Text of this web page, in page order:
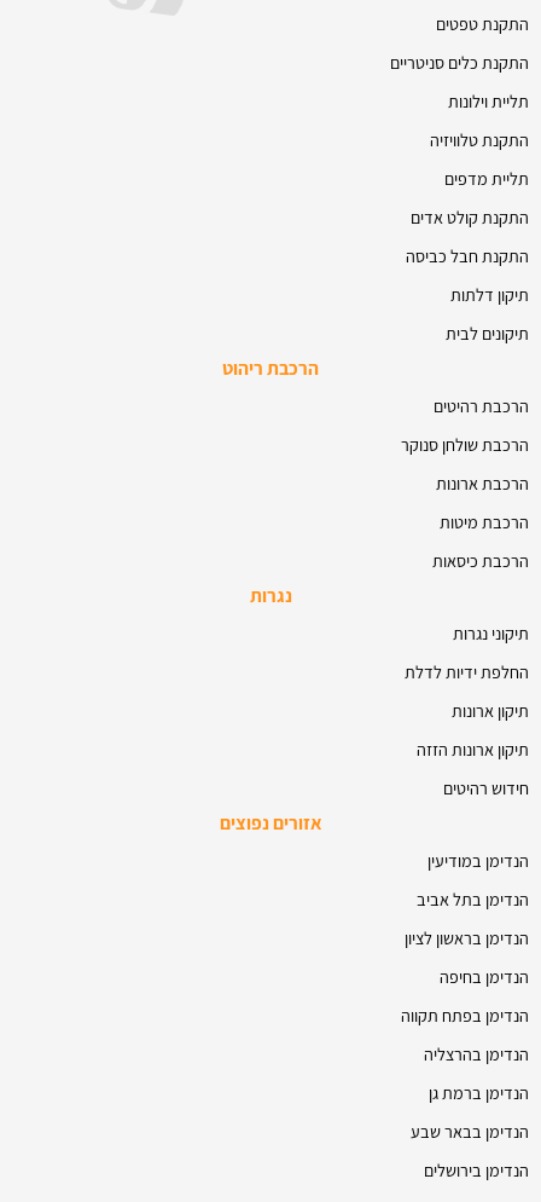
התקנת טפטים
התקנת כלים סניטריים
תליית וילונות
התקנת טלוויזיה
תליית מדפים
התקנת קולט אדים
התקנת חבל כביסה
תיקון דלתות
תיקונים לבית
הרכבת ריהוט
הרכבת רהיטים
הרכבת שולחן סנוקר
הרכבת ארונות
הרכבת מיטות
הרכבת כיסאות
נגרות
תיקוני נגרות
החלפת ידיות לדלת
תיקון ארונות
תיקון ארונות הזזה
חידוש רהיטים
אזורים נפוצים
הנדימן במודיעין
הנדימן בתל אביב
הנדימן בראשון לציון
הנדימן בחיפה
הנדימן בפתח תקווה
הנדימן בהרצליה
הנדימן ברמת גן
הנדימן בבאר שבע
הנדימן בירושלים